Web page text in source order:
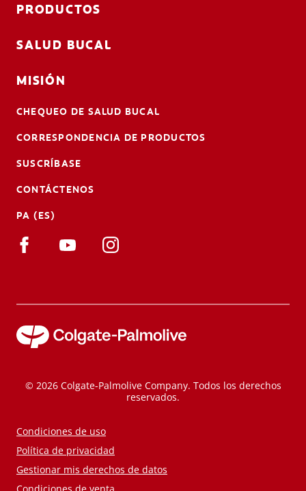
PRODUCTOS
SALUD BUCAL
MISIÓN
CHEQUEO DE SALUD BUCAL
CORRESPONDENCIA DE PRODUCTOS
SUSCRÍBASE
CONTÁCTENOS
PA (ES)
© 2026 Colgate-Palmolive Company. Todos los derechos
reservados.
Condiciones de uso
Política de privacidad
Gestionar mis derechos de datos